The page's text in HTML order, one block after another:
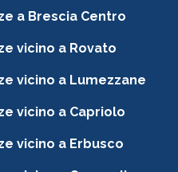
a Brescia Centro
vicino a Rovato
vicino a Lumezzane
vicino a Capriolo
vicino a Erbusco